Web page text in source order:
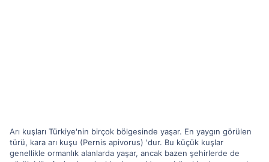
Arı kuşları Türkiye'nin birçok bölgesinde yaşar. En yaygın görülen
türü, kara arı kuşu (Pernis apivorus) 'dur. Bu küçük kuşlar
genellikle ormanlık alanlarda yaşar, ancak bazen şehirlerde de